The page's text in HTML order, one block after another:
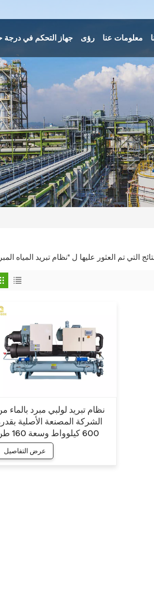
جهاز التحكم في درجة رؤى معلومات عنا
نظام تبريد لولبي مبرد بالماء
الشركة المصنعة الأصلية
600 كيلوواط
600WD
عرض التفاصيل